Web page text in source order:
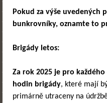
Pokud za výše uvedených
bunkrovníky, oznamte to
Brigády letos:
Za rok 2025 je pro
hodin brigády, které mají
primárně utraceny na